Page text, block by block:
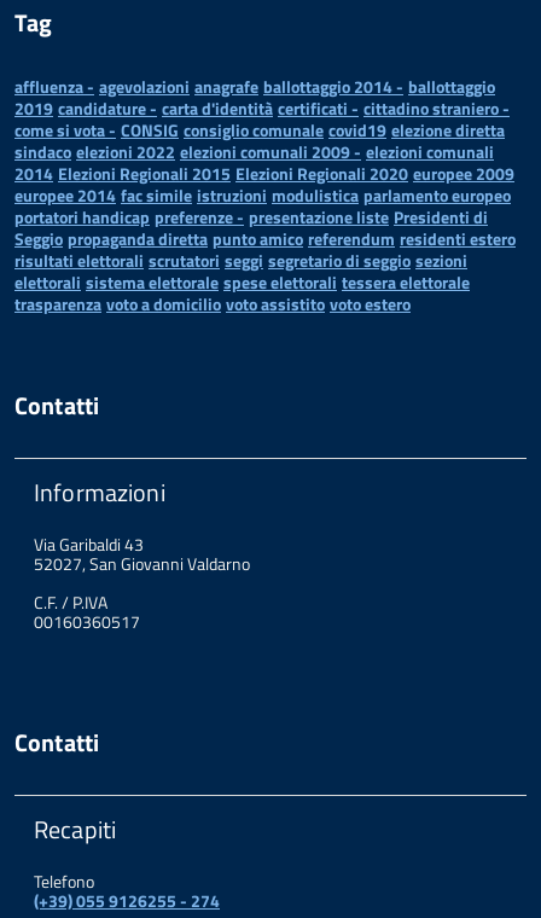
Tag
affluenza - agevolazioni anagrafe ballottaggio 2014 - ballottaggio
2019candidature - carta d'identitàcertificati - cittadino straniero -
come si vota - CONSIG consiglio comunalecovid19elezione diretta
sindacoelezioni 2022 elezioni comunali 2009 - elezioni comunali
2014 Elezioni Regionali 2015 Elezioni Regionali 2020europee 2009
europee 2014fac simile istruzioni modulistica parlamento europeo
portatori handicap preferenze - presentazione liste Presidenti di
Seggio propaganda diretta punto amico referendum residenti estero
risultati elettorali scrutatori seggi segretario di seggiosezioni
elettorali sistema elettoralespese elettorali tessera elettorale
trasparenzavoto a domiciliovoto assistitovoto estero
Contatti
Informazioni
Via Garibaldi 43
52027, San Giovanni Valdarno
C.F. / P.IVA
00160360517
Contatti
Recapiti
Telefono
(+39) 055 9126255 - 274